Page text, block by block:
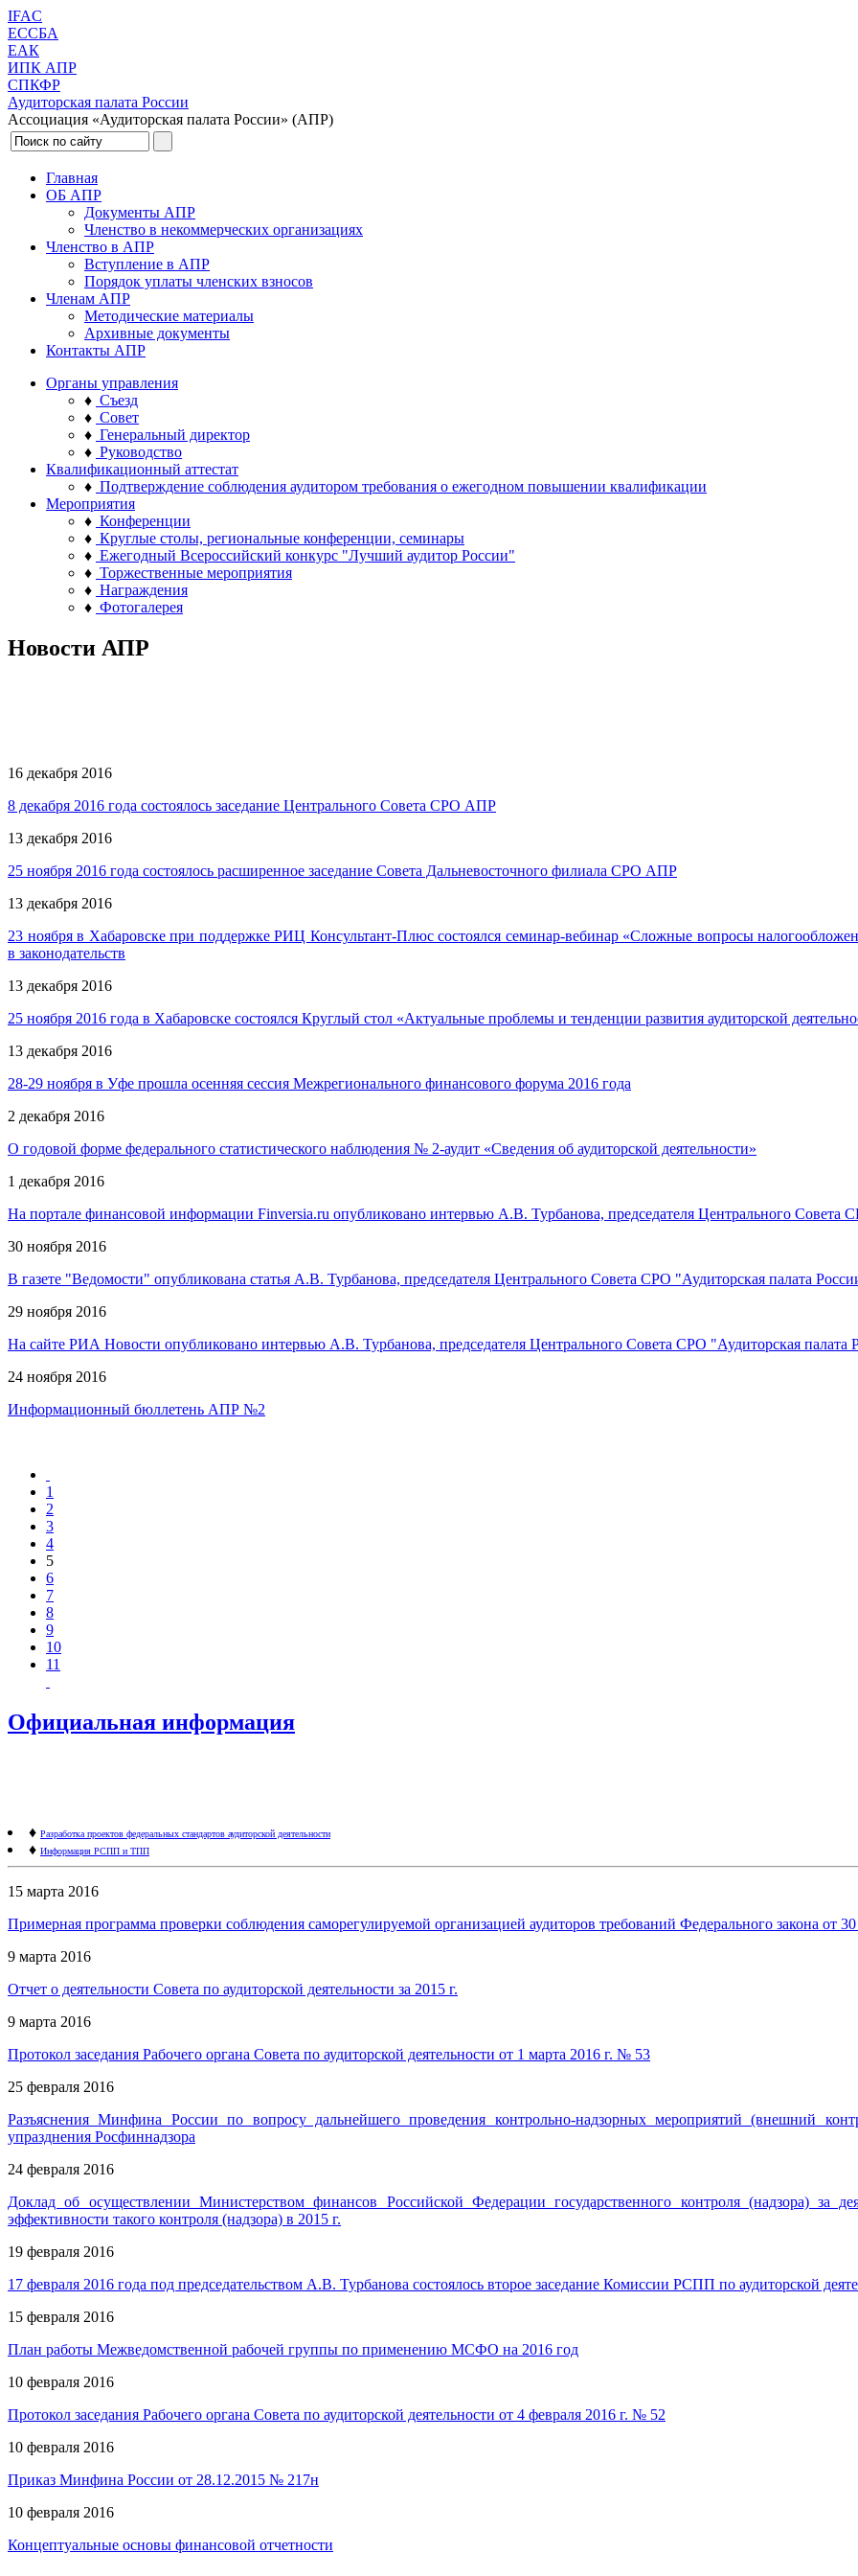
IFAC
ЕССБА
ЕАК
ИПК АПР
СПКФР
Аудиторская палата России
Ассоциация «Аудиторская палата России» (АПР)
Главная
ОБ АПР
Документы АПР
Членство в некоммерческих организациях
Членство в АПР
Вступление в АПР
Порядок уплаты членских взносов
Членам АПР
Методические материалы
Архивные документы
Контакты АПР
Органы управления
♦ Съезд
♦ Совет
♦ Генеральный директор
♦ Руководство
Квалификационный аттестат
♦ Подтверждение соблюдения аудитором требования о ежегодном повышении квалификации
Мероприятия
♦ Конференции
♦ Круглые столы, региональные конференции, семинары
♦ Ежегодный Всероссийский конкурс "Лучший аудитор России"
♦ Торжественные мероприятия
♦ Награждения
♦ Фотогалерея
Новости АПР
16 декабря 2016
8 декабря 2016 года состоялось заседание Центрального Совета СРО АПР
13 декабря 2016
25 ноября 2016 года состоялось расширенное заседание Совета Дальневосточного филиала СРО АПР
13 декабря 2016
23 ноября в Хабаровске при поддержке РИЦ Консультант-Плюс состоялся семинар-вебинар «Сложные вопросы
в законодательств
13 декабря 2016
25 ноября 2016 года в Хабаровске состоялся Круглый стол «Актуальные проблемы и тенденции развития аудиторской
13 декабря 2016
28-29 ноября в Уфе прошла осенняя сессия Межрегионального финансового форума 2016 года
2 декабря 2016
О годовой форме федерального статистического наблюдения № 2-аудит «Сведения об аудиторской деятельности»
1 декабря 2016
На портале финансовой информации Finversia.ru опубликовано интервью А.В. Турбанова, председателя Центрального Совета
30 ноября 2016
В газете "Ведомости" опубликована статья А.В. Турбанова, председателя Центрального Совета СРО "Аудиторская палата
29 ноября 2016
На сайте РИА Новости опубликовано интервью А.В. Турбанова, председателя Центрального Совета СРО "Аудиторская палата
24 ноября 2016
Информационный бюллетень АПР №2
1
2
3
4
5
6
7
8
9
10
11
Официальная информация
♦ Разработка проектов федеральных стандартов аудиторской деятельности
♦ Информация РСПП и ТПП
15 марта 2016
Примерная программа проверки соблюдения саморегулируемой организацией аудиторов требований Федерального закона от
9 марта 2016
Отчет о деятельности Совета по аудиторской деятельности за 2015 г.
9 марта 2016
Протокол заседания Рабочего органа Совета по аудиторской деятельности от 1 марта 2016 г. № 53
25 февраля 2016
Разъяснения Минфина России по вопросу дальнейшего проведения контрольно-надзорных мероприятий (внешний
упразднения Росфиннадзора
24 февраля 2016
Доклад об осуществлении Министерством финансов Российской Федерации государственного контроля (надзора) за
эффективности такого контроля (надзора) в 2015 г.
19 февраля 2016
17 февраля 2016 года под председательством А.В. Турбанова состоялось второе заседание Комиссии РСПП по аудиторской
15 февраля 2016
План работы Межведомственной рабочей группы по применению МСФО на 2016 год
10 февраля 2016
Протокол заседания Рабочего органа Совета по аудиторской деятельности от 4 февраля 2016 г. № 52
10 февраля 2016
Приказ Минфина России от 28.12.2015 № 217н
10 февраля 2016
Концептуальные основы финансовой отчетности